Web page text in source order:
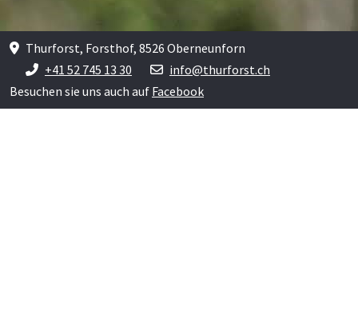
Thurforst, Forsthof, 8526 Oberneunforn
+41 52 745 13 30
info@thurforst.ch
Besuchen sie uns auch auf Facebook